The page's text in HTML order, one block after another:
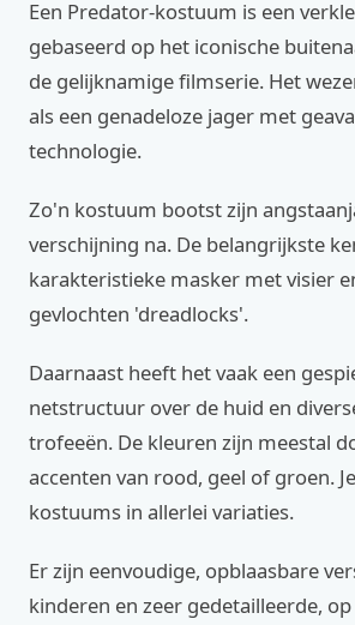
Een Predator-kostuum is een
gebaseerd op het iconische
de gelijknamige filmserie. Het
als een genadeloze jager met
technologie.
Zo'n kostuum bootst zijn
verschijning na. De belangrijkste
karakteristieke masker met visier
gevlochten 'dreadlocks'.
Daarnaast heeft het vaak een
netstructuur over de huid en
trofeeën. De kleuren zijn meestal
accenten van rood, geel of groen.
kostuums in allerlei variaties.
Er zijn eenvoudige, opblaasbare
kinderen en zeer gedetailleerde,